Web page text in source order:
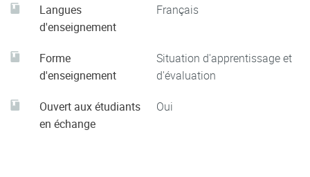
Langues
d'enseignement
Français
Forme
d'enseignement
Situation d'apprentissage et
d'évaluation
Ouvert aux étudiants
en échange
Oui